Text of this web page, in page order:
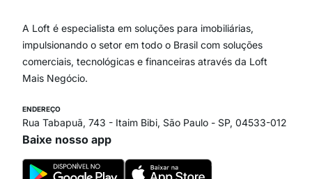
Paraíso
Itaim Bibi
A Loft é especialista em soluções para imobiliárias,
impulsionando o setor em todo o Brasil com soluções
comerciais, tecnológicas e financeiras através da Loft
Mais Negócio.
ENDEREÇO
Rua Tabapuã, 743 - Itaim Bibi, São Paulo - SP, 04533-012
Baixe nosso app